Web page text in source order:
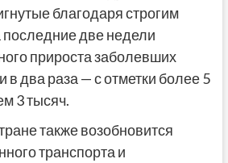
благодаря строгим
две недели
прироста заболевших
в два раза — с отметки более 5
3 тысяч.
также возобновится
транспорта и